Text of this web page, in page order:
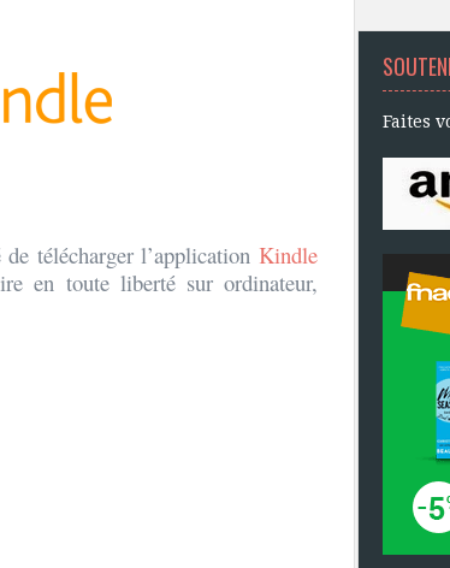
télécharger l’application Kindle
en toute liberté sur ordinateur,
Faites